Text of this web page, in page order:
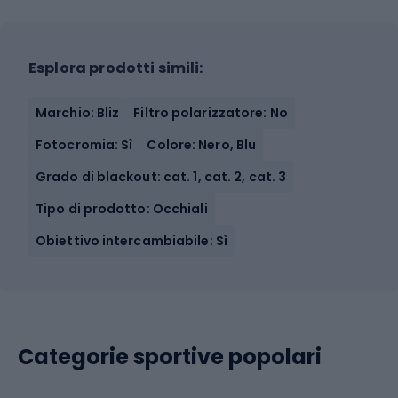
Esplora prodotti simili:
Marchio: Bliz
Filtro polarizzatore: No
Fotocromia: Sì
Colore: Nero, Blu
Grado di blackout: cat. 1, cat. 2, cat. 3
Tipo di prodotto: Occhiali
Obiettivo intercambiabile: Sì
Categorie sportive popolari